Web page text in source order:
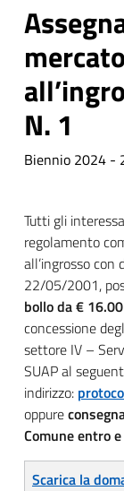
N. 1
Biennio 2024 -
Tutti gli
regolamento
all’ingrosso con
22/05/2001,
bollo da € 16.00
concessione
settore IV –
SUAP al
indirizzo:
oppure
Comune entro
Scarica la